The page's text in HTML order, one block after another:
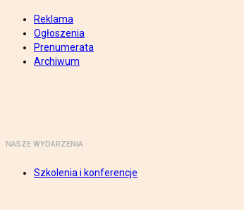
Reklama
Ogłoszenia
Prenumerata
Archiwum
NASZE WYDARZENIA
Szkolenia i konferencje